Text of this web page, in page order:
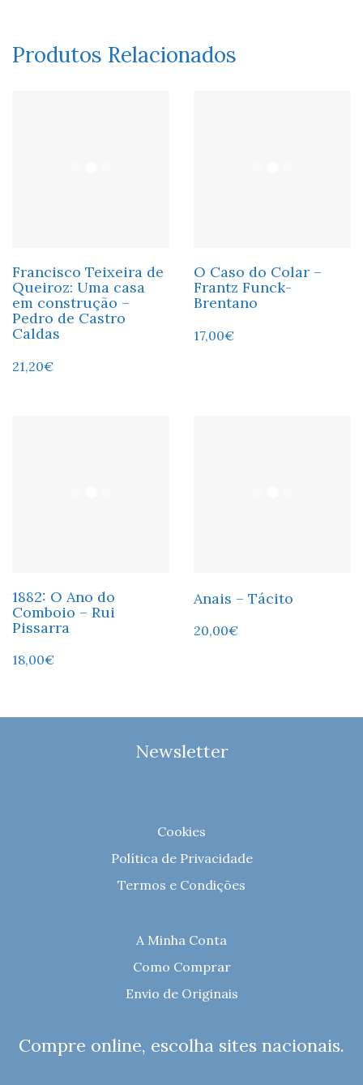
Produtos Relacionados
Francisco Teixeira de
Queiroz: Uma casa
em construção –
Pedro de Castro
Caldas
21,20€
O Caso do Colar –
Frantz Funck-
Brentano
17,00€
1882: O Ano do
Comboio – Rui
Pissarra
18,00€
Anais – Tácito
20,00€
Newsletter
Cookies
Política de Privacidade
Termos e Condições
A Minha Conta
Como Comprar
Envio de Originais
Compre online, escolha sites nacionais.